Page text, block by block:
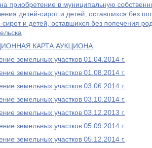
приобретение в муниципальную
детей-сирот и детей, оставшихся без
сирот и детей, оставшихся без попечения
КАРТА АУКЦИОНА
земельных участков 01.04.2014 г.
земельных участков 01.08.2014 г.
земельных участков 03.06.2014 г.
земельных участков 03.10.2014 г.
земельных участков 03.12.2013 г.
земельных участков 05.09.2014 г.
земельных участков 05.12.2014 г.